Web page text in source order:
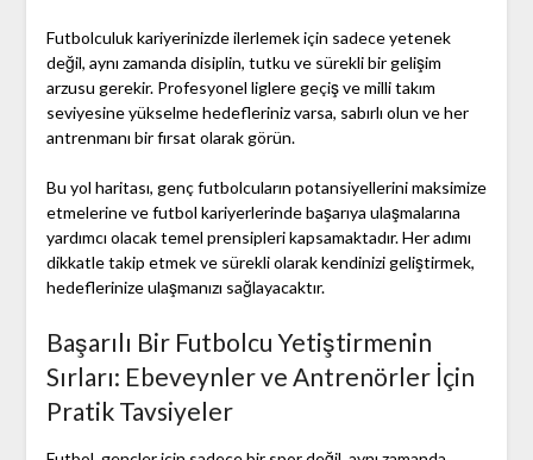
Futbolculuk kariyerinizde ilerlemek için sadece yetenek
değil, aynı zamanda disiplin, tutku ve sürekli bir gelişim
arzusu gerekir. Profesyonel liglere geçiş ve milli takım
seviyesine yükselme hedefleriniz varsa, sabırlı olun ve her
antrenmanı bir fırsat olarak görün.
Bu yol haritası, genç futbolcuların potansiyellerini maksimize
etmelerine ve futbol kariyerlerinde başarıya ulaşmalarına
yardımcı olacak temel prensipleri kapsamaktadır. Her adımı
dikkatle takip etmek ve sürekli olarak kendinizi geliştirmek,
hedeflerinize ulaşmanızı sağlayacaktır.
Başarılı Bir Futbolcu Yetiştirmenin
Sırları: Ebeveynler ve Antrenörler İçin
Pratik Tavsiyeler